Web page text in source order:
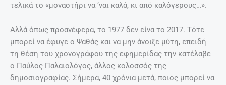
τελικά το «μοναστήρι να ‘ναι καλά, κι από καλόγερους…».
Αλλά όπως προανέφερα, το 1977 δεν είνα το 2017. Τότε
μπορεί να έφυγε ο Ψαθάς και να μην άνοιξε μύτη, επειδή
τη θέση του χρονογράφου της εφημερίδας την κατέλαβε
ο Παύλος Παλαιολόγος, άλλος κολοσσός της
δημοσιογραφίας. Σήμερα, 40 χρόνια μετά, ποιος μπορεί να